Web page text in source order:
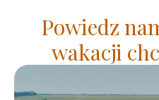
Powiedz
wakacji